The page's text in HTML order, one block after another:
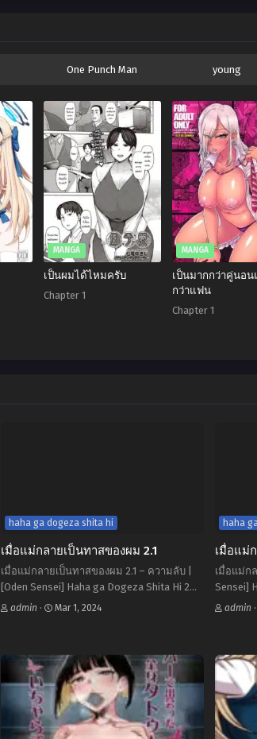
One Punch Man young
MANGA
เป็นผมได้ไหมครับ
Chapter 1
MANGA
เป็นมากกว่าคู่นอ
กว่าแฟน
Chapter 1
haha ga dogeza shita hi
เมื่อแม่กลายเป็นทาสของผม 2.1
เมื่อแม่กลายเป็นทาสของผม 2.1 – ความลับ |
[Oden Sensei] Haha ga Dogeza Shita Hi 2
~Aware na Nikubenki Mama no Choukyou
admin · Mar 1, 2024
haha
เมื่อแม่
เมื่อแม่ก
Sensei]
Musuko
admin ·